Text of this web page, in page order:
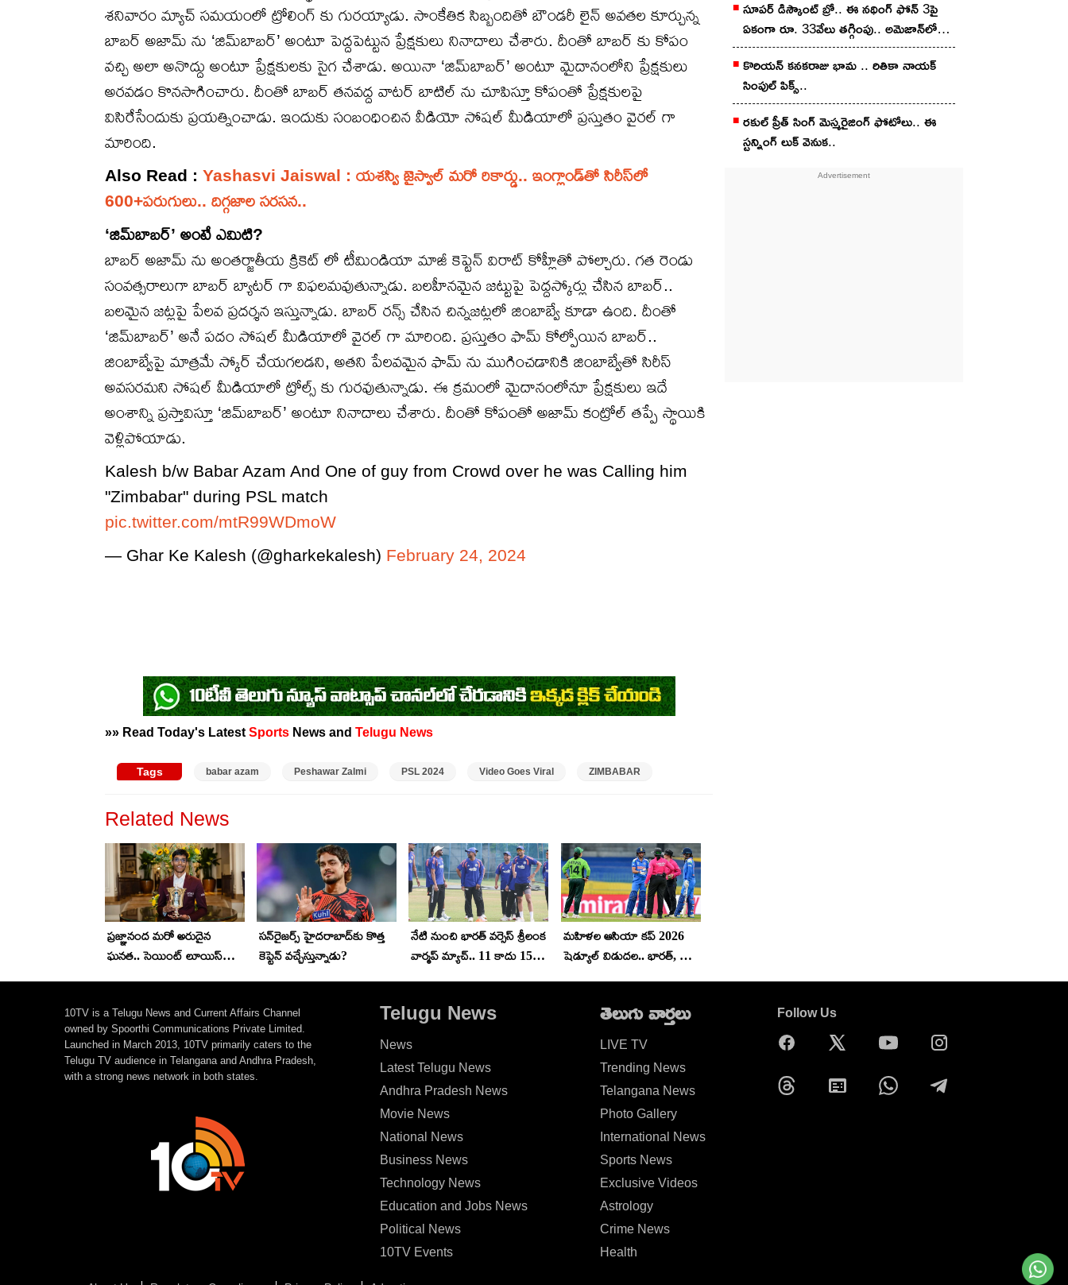
శనివారం మ్యాచ్ సమయంలో ట్రోలింగ్ కు గురయ్యాడు. సాంకేతిక సిబ్బందితో బౌండరీ లైన్ అవతల కూర్చున్న
బాబర్ అజామ్ ను ‘జిమ్‌బాబర్’ అంటూ పెద్దపెట్టున ప్రేక్షకులు నినాదాలు చేశారు. దీంతో బాబర్ కు కోపం
వచ్చి అలా అనొద్దు అంటూ ప్రేక్షకులకు సైగ చేశాడు. అయినా ‘జిమ్‌బాబర్’ అంటూ మైదానంలోని ప్రేక్షకులు
అరవడం కొనసాగించారు. దీంతో బాబర్ తనవద్ద వాటర్ బాటిల్ ను చూపిస్తూ కోపంతో ప్రేక్షకులపై
విసిరేసేందుకు ప్రయత్నించాడు. ఇందుకు సంబంధించిన వీడియో సోషల్ మీడియాలో ప్రస్తుతం వైరల్ గా
మారింది.
Also Read : Yashasvi Jaiswal : య‌శ‌స్వి జైస్వాల్ మ‌రో రికార్డు.. ఇంగ్లాండ్‌తో సిరీస్‌లో
600+ప‌రుగులు.. దిగ్గ‌జాల స‌ర‌స‌న‌..
‘జిమ్‌బాబర్’ అంటే ఎమిటి?
బాబర్ అజామ్ ను అంతర్జాతీయ క్రికెట్ లో టీమిండియా మాజీ కెప్టెన్ విరాట్ కోహ్లీతో పోల్చారు. గత రెండు
సంవత్సరాలుగా బాబర్ బ్యాటర్ గా విఫలమవుతున్నాడు. బలహీనమైన జట్టుపై పెద్దస్కోర్లు చేసిన బాబర్..
బలమైన జట్లపై పేలవ ప్రదర్శన ఇస్తున్నాడు. బాబర్ రన్స్ చేసిన చిన్నజట్లలో జింబాబ్వే కూడా ఉంది. దీంతో
‘జిమ్‌బాబర్’ అనే పదం సోషల్ మీడియాలో వైరల్ గా మారింది. ప్రస్తుతం ఫామ్ కోల్పోయిన బాబర్..
జింబాబ్వేపై మాత్రమే స్కోర్ చేయగలడని, అతని పేలవమైన ఫామ్ ను ముగించడానికి జింబాబ్వేతో సిరీస్
అవసరమని సోషల్ మీడియాలో ట్రోల్స్ కు గురవుతున్నాడు. ఈ క్రమంలో మైదానంలోనూ ప్రేక్షకులు ఇదే
అంశాన్ని ప్రస్తావిస్తూ ‘జిమ్‌బాబర్’ అంటూ నినాదాలు చేశారు. దీంతో కోపంతో అజామ్ కంట్రోల్ తప్పే స్థాయికి
వెళ్లిపోయాడు.
Kalesh b/w Babar Azam And One of guy from Crowd over he was Calling him
"Zimbabar" during PSL match
pic.twitter.com/mtR99WDmoW
— Ghar Ke Kalesh (@gharkekalesh) February 24, 2024
»» Read Today's Latest Sports News and Telugu News
Tags babar azam Peshawar Zalmi PSL 2024 Video Goes Viral ZIMBABAR
Related News
ప్ర‌జ్ఞానంద మ‌రో అరుదైన
ఘ‌న‌త‌.. సెయింట్ లూయిస్
స‌న్‌రైజ‌ర్స్ హైద‌రాబాద్‌కు కొత్త
కెప్టెన్ వ‌చ్చేస్తున్నాడు?
నేటి నుంచి భార‌త్ వ‌ర్సెస్ శ్రీలంక
వార్మ‌ప్ మ్యాచ్‌.. 11 కాదు 15
మహిళల ఆసియా కప్ 2026
షెడ్యూల్ విడుద‌ల‌.. భార‌త్, పాక్
సూపర్ డిస్కౌంట్ బ్రో.. ఈ నథింగ్ ఫోన్ 3పై
ఏకంగా రూ. 33వేలు తగ్గింపు.. అమెజాన్‌లో
ఇలా కొన్నారంటే?
కొరియన్‌ కనకరాజు భామ .. రితికా నాయ‌క్
సింపుల్ పిక్స్‌..
ర‌కుల్ ప్రీత్ సింగ్ మెస్మ‌రైజింగ్ ఫోటోలు.. ఈ
స్ట‌న్నింగ్ లుక్ వెనుక‌..
10TV is a Telugu News and Current Affairs Channel
owned by Spoorthi Communications Private Limited.
Launched in March 2013, 10TV primarily caters to the
Telugu TV audience in Telangana and Andhra Pradesh,
with a strong news network in both states.
Telugu News
News
Latest Telugu News
Andhra Pradesh News
Movie News
National News
Business News
Technology News
Education and Jobs News
Political News
10TV Events
తెలుగు వార్తలు
LIVE TV
Trending News
Telangana News
Photo Gallery
International News
Sports News
Exclusive Videos
Astrology
Crime News
Health
Follow Us